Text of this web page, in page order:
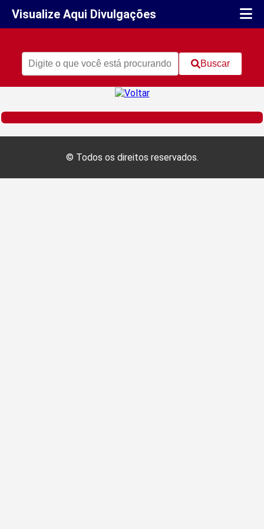
Visualize Aqui Divulgações
Buscar
© Todos os direitos reservados.